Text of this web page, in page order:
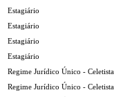
Estagiário
Estagiário
Estagiário
Estagiário
Regime Jurídico Único - Celetista
Regime Jurídico Único - Celetista